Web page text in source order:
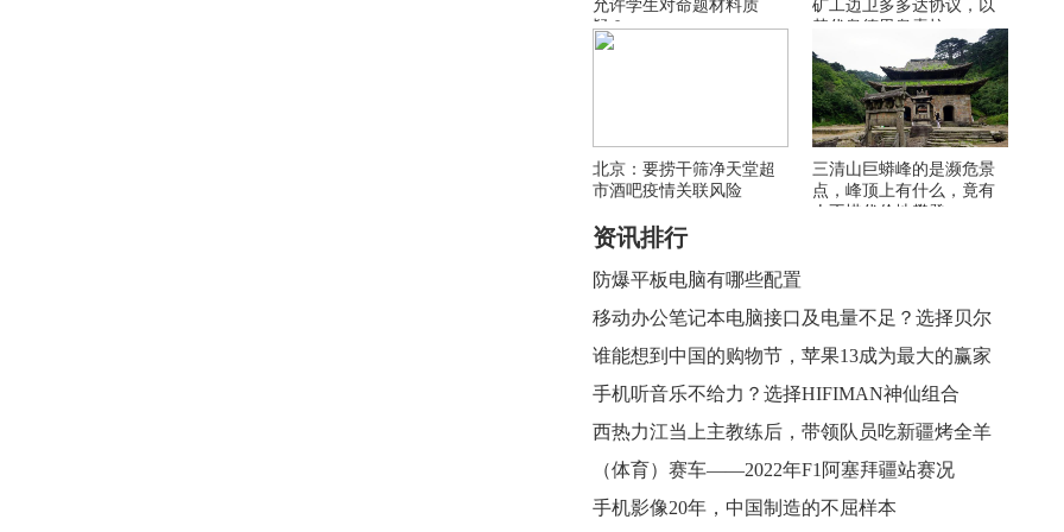
允许学生对命题材料质
疑？
矿工边卫多多达协议，以
替代奥德里奥索拉
北京：要捞干筛净天堂超
市酒吧疫情关联风险
三清山巨蟒峰的是濒危景
点，峰顶上有什么，竟有
人不惜代价地攀登
资讯排行
防爆平板电脑有哪些配置
移动办公笔记本电脑接口及电量不足？选择贝尔
金这套装备完美解决
谁能想到中国的购物节，苹果13成为最大的赢家
手机听音乐不给力？选择HIFIMAN神仙组合
西热力江当上主教练后，带领队员吃新疆烤全羊
（体育）赛车——2022年F1阿塞拜疆站赛况
手机影像20年，中国制造的不屈样本